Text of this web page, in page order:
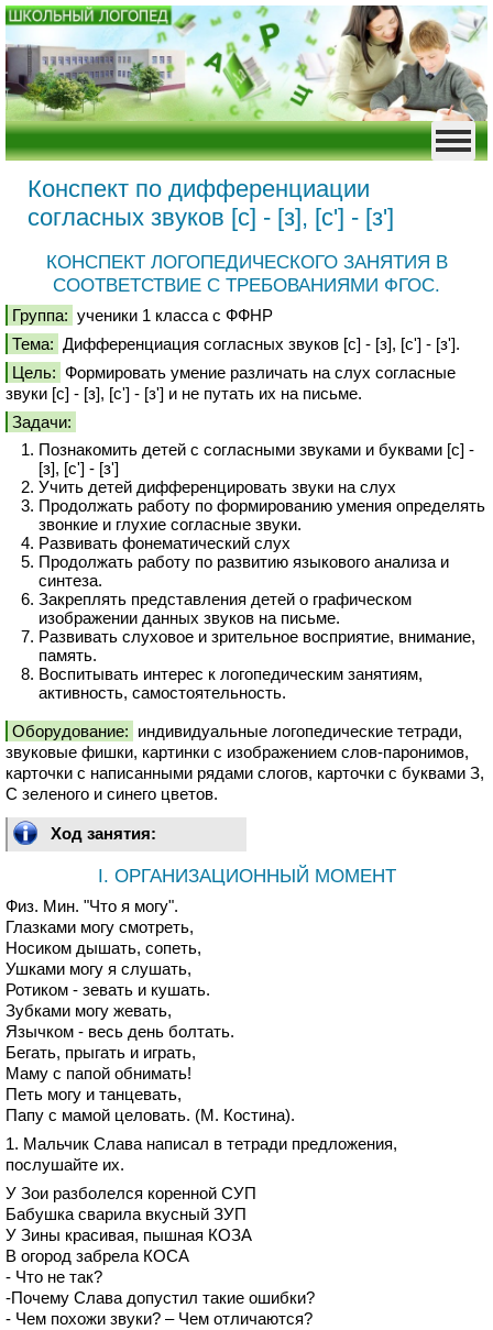
Конспект по дифференциации
согласных звуков [с] - [з], [с'] - [з']
КОНСПЕКТ ЛОГОПЕДИЧЕСКОГО ЗАНЯТИЯ В
СООТВЕТСТВИЕ С ТРЕБОВАНИЯМИ ФГОС.
Группа: ученики 1 класса с ФФНР
Тема: Дифференциация согласных звуков [с] - [з], [с'] - [з'].
Цель: Формировать умение различать на слух согласные
звуки [с] - [з], [с'] - [з'] и не путать их на письме.
Задачи:
Познакомить детей с согласными звуками и буквами [с] -
[з], [с'] - [з']
Учить детей дифференцировать звуки на слух
Продолжать работу по формированию умения определять
звонкие и глухие согласные звуки.
Развивать фонематический слух
Продолжать работу по развитию языкового анализа и
синтеза.
Закреплять представления детей о графическом
изображении данных звуков на письме.
Развивать слуховое и зрительное восприятие, внимание,
память.
Воспитывать интерес к логопедическим занятиям,
активность, самостоятельность.
Оборудование: индивидуальные логопедические тетради,
звуковые фишки, картинки с изображением слов-паронимов,
карточки с написанными рядами слогов, карточки с буквами З,
С зеленого и синего цветов.
Ход занятия:
I. ОРГАНИЗАЦИОННЫЙ МОМЕНТ
Физ. Мин. "Что я могу".
Глазками могу смотреть,
Носиком дышать, сопеть,
Ушками могу я слушать,
Ротиком - зевать и кушать.
Зубками могу жевать,
Язычком - весь день болтать.
Бегать, прыгать и играть,
Маму с папой обнимать!
Петь могу и танцевать,
Папу с мамой целовать. (М. Костина).
1. Мальчик Слава написал в тетради предложения,
послушайте их.
У Зои разболелся коренной СУП
Бабушка сварила вкусный ЗУП
У Зины красивая, пышная КОЗА
В огород забрела КОСА
- Что не так?
-Почему Слава допустил такие ошибки?
- Чем похожи звуки? – Чем отличаются?